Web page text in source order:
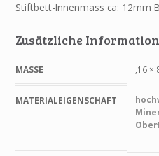
Stiftbett-Innenmass ca: 12mm
Zusätzliche Information
MASSE ,16 ×
MATERIALEIGENSCHAFT